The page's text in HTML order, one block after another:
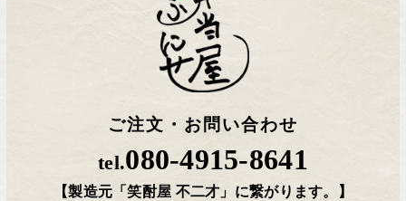
ご注文・お問い合わせ
tel.080-4915-8641
【製造元「笑酎屋 不二才」に繋がります。】